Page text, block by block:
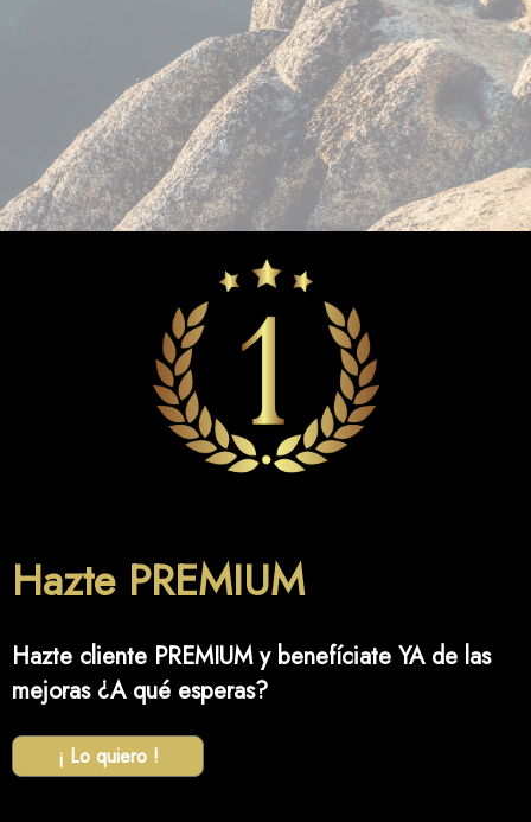
Hazte PREMIUM
Hazte cliente PREMIUM y benefíciate YA de las
mejoras ¿A qué esperas?
¡ Lo quiero !